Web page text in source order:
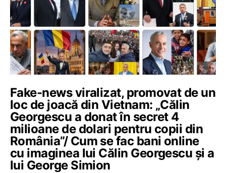
Fake-news viralizat, promovat de un
loc de joacă din Vietnam: „Călin
Georgescu a donat în secret 4
milioane de dolari pentru copii din
România”/ Cum se fac bani online
cu imaginea lui Călin Georgescu și a
lui George Simion